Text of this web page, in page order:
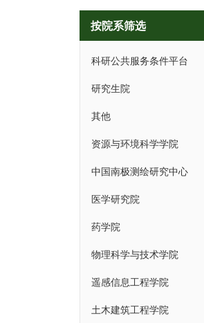
按院系筛选
科研公共服务条件平台
研究生院
其他
资源与环境科学学院
中国南极测绘研究中心
医学研究院
药学院
物理科学与技术学院
遥感信息工程学院
土木建筑工程学院